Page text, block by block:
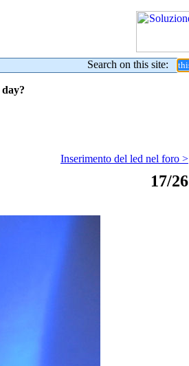
Search on this site:
Inserimento del led nel foro >
17/26